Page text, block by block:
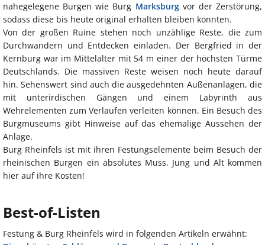
nahegelegene Burgen wie Burg Marksburgvor der Zerstörung,
sodass diese bis heute original erhalten bleiben konnten.
Von der großen Ruine stehen noch unzählige Reste, die zum
Durchwandern und Entdecken einladen. Der Bergfried in der
Kernburg war im Mittelalter mit 54 m einer der höchsten Türme
Deutschlands. Die massiven Reste weisen noch heute darauf
hin. Sehenswert sind auch die ausgedehnten Außenanlagen, die
mit unterirdischen Gängen und einem Labyrinth aus
Wehrelementen zum Verlaufen verleiten können. Ein Besuch des
Burgmuseums gibt Hinweise auf das ehemalige Aussehen der
Anlage.
Burg Rheinfels ist mit ihren Festungselemente beim Besuch der
rheinischen Burgen ein absolutes Muss. Jung und Alt kommen
hier auf ihre Kosten!
Best-of-Listen
Festung & Burg Rheinfels wird in folgenden Artikeln erwähnt: